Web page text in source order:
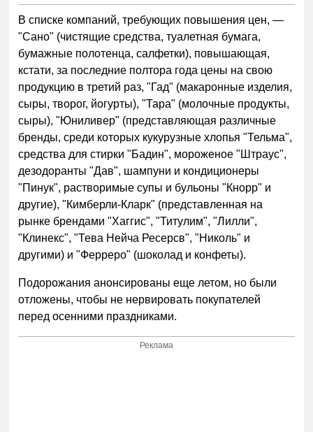
В списке компаний, требующих повышения цен, —
"Сано" (чистящие средства, туалетная бумага,
бумажные полотенца, салфетки), повышающая,
кстати, за последние полтора года цены на свою
продукцию в третий раз, "Гад" (макаронные изделия,
сыры, творог, йогурты), "Тара" (молочные продукты,
сыры), "Юниливер" (представляющая различные
бренды, среди которых кукурузные хлопья "Тельма",
средства для стирки "Бадин", мороженое "Штраус",
дезодоранты "Дав", шампуни и кондиционеры
"Пинук", растворимые супы и бульоны "Кнорр" и
другие), "Кимберли-Кларк" (представленная на
рынке брендами "Хаггис", "Титулим", "Лилли",
"Клинекс", "Тева Нейча Ресерсв", "Николь" и
другими) и "Ферреро" (шоколад и конфеты).
Подорожания анонсированы еще летом, но были
отложены, чтобы не нервировать покупателей
перед осенними праздниками.
Реклама